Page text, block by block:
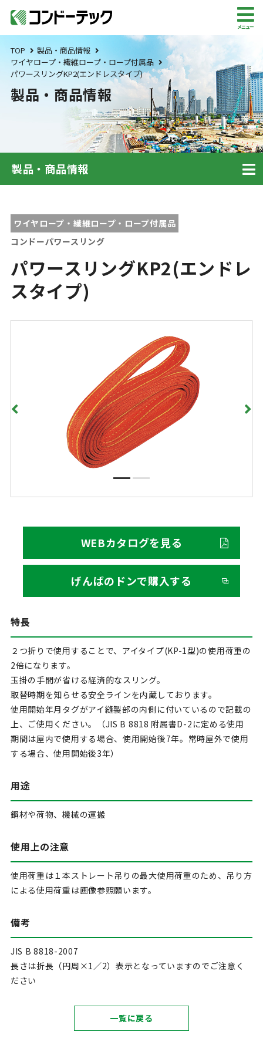
メニュー
TOP
製品・商品情報
ワイヤロープ・繊維ロープ・ロープ付属品
パワースリングKP2(エンドレスタイプ)
製品・商品情報
製品・商品情報
ワイヤロープ・繊維ロープ・ロープ付属品
コンドーパワースリング
パワースリングKP2(エンドレ
スタイプ)
WEBカタログを見る
げんばのドンで購入する
特長
２つ折りで使用することで、アイタイプ(KP-1型)の使用荷重の
2倍になります。
玉掛の手間が省ける経済的なスリング。
取替時期を知らせる安全ラインを内蔵しております。
使用開始年月タグがアイ縫製部の内側に付いているので記載の
上、ご使用ください。（JIS B 8818 附属書D-2に定める使用
期間は屋内で使用する場合、使用開始後7年。常時屋外で使用
する場合、使用開始後3年）
用途
鋼材や荷物、機械の運搬
使用上の注意
使用荷重は１本ストレート吊りの最大使用荷重のため、吊り方
による使用荷重は画像参照願います。
備考
JIS B 8818-2007
長さは折長（円周×1／2）表示となっていますのでご注意く
ださい
一覧に戻る